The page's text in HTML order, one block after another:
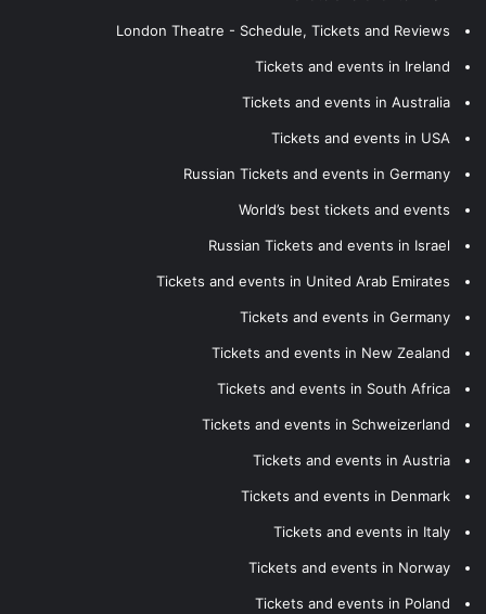
London Theatre - Schedule, Tickets and Reviews
Tickets and events in Ireland
Tickets and events in Australia
Tickets and events in USA
Russian Tickets and events in Germany
World’s best tickets and events
Russian Tickets and events in Israel
Tickets and events in United Arab Emirates
Tickets and events in Germany
Tickets and events in New Zealand
Tickets and events in South Africa
Tickets and events in Schweizerland
Tickets and events in Austria
Tickets and events in Denmark
Tickets and events in Italy
Tickets and events in Norway
Tickets and events in Poland